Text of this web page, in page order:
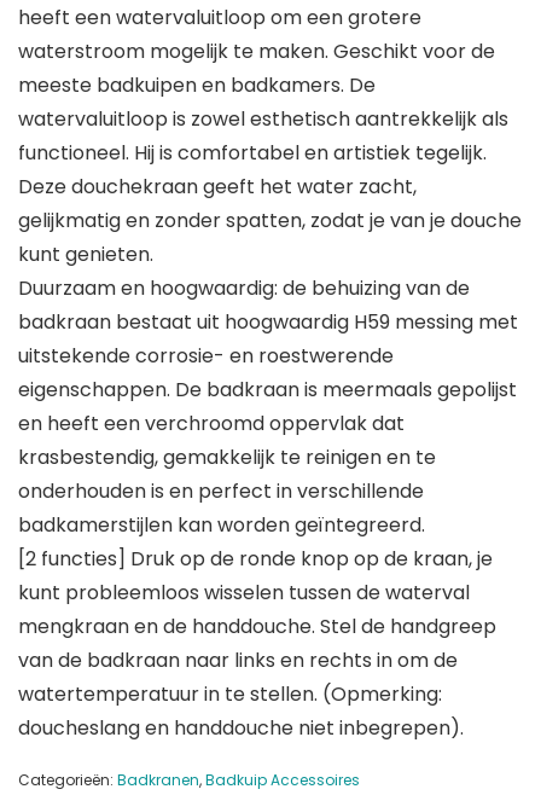
heeft een watervaluitloop om een grotere
waterstroom mogelijk te maken. Geschikt voor de
meeste badkuipen en badkamers. De
watervaluitloop is zowel esthetisch aantrekkelijk als
functioneel. Hij is comfortabel en artistiek tegelijk.
Deze douchekraan geeft het water zacht,
gelijkmatig en zonder spatten, zodat je van je douche
kunt genieten.
Duurzaam en hoogwaardig: de behuizing van de
badkraan bestaat uit hoogwaardig H59 messing met
uitstekende corrosie- en roestwerende
eigenschappen. De badkraan is meermaals gepolijst
en heeft een verchroomd oppervlak dat
krasbestendig, gemakkelijk te reinigen en te
onderhouden is en perfect in verschillende
badkamerstijlen kan worden geïntegreerd.
[2 functies] Druk op de ronde knop op de kraan, je
kunt probleemloos wisselen tussen de waterval
mengkraan en de handdouche. Stel de handgreep
van de badkraan naar links en rechts in om de
watertemperatuur in te stellen. (Opmerking:
doucheslang en handdouche niet inbegrepen).
Categorieën: Badkranen,Badkuip Accessoires